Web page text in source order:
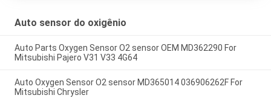
Auto sensor do oxigênio
Auto Parts Oxygen Sensor O2 sensor OEM MD362290 For
Mitsubishi Pajero V31 V33 4G64
Auto Oxygen Sensor O2 sensor MD365014 036906262F For
Mitsubishi Chrysler